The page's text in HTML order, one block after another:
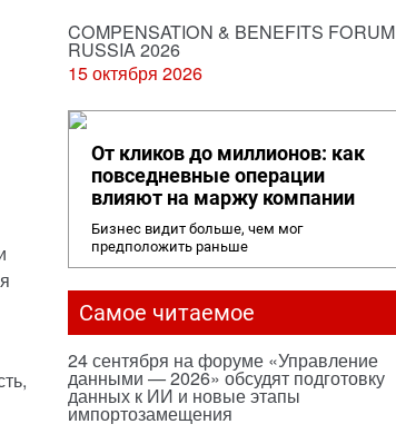
COMPENSATION & BENEFITS FORUM
RUSSIA 2026
15 октября 2026
От кликов до миллионов: как
повседневные операции
влияют на маржу компании
Бизнес видит больше, чем мог
предположить раньше
Самое читаемое
24 сентября на форуме «Управление
данными — 2026» обсудят подготовку
данных к ИИ и новые этапы
импортозамещения